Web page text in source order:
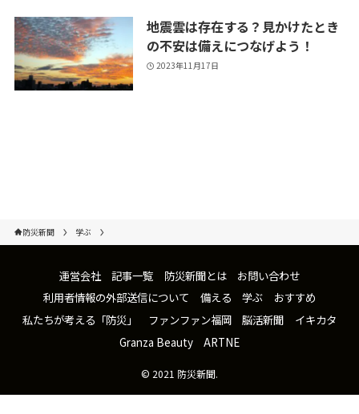
地震雲は存在する？見かけたとき
の不安は備えにつなげよう！
2023年11月17日
防災新聞 学ぶ
運営会社 記事一覧 防災新聞とは
お問い合わせ
利用者情報の外部送信について
備える 学ぶ
おすすめ
私たちが考える「防災」
ファンファン福岡 脳活新聞
イキカタ
Granza Beauty
ARTNE
© 2021 防災新聞.